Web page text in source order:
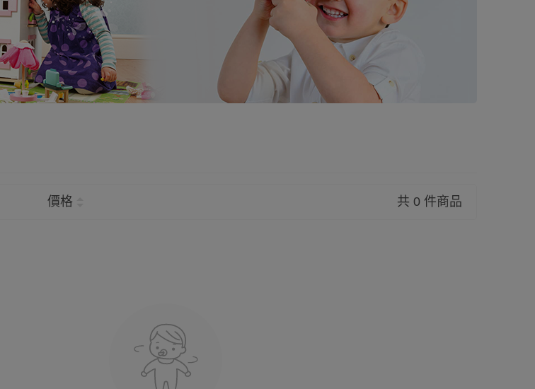
價格 共 0 件商品